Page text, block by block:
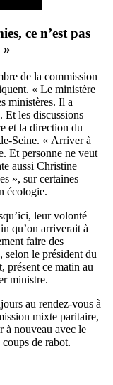
ce n’est pas
»
de la commission
« Le ministère
ministères. Il a
Et les discussions
et la direction du
Seine. « Arriver à
Et personne ne veut
aussi Christine
», sur certaines
écologie.
leur volonté
qu’on arriverait à
faire des
selon le président du
présent ce matin au
ministre.
au rendez-vous à
mixte paritaire,
à nouveau avec le
de rabot.